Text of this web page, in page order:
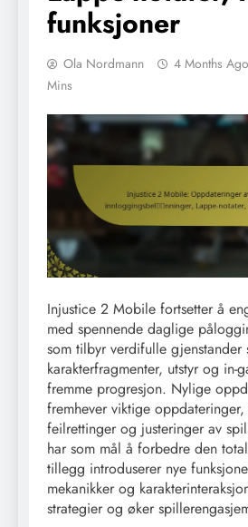
funksjoner
Ola Nordmann 4 Months Ago
Mins
Injustice 2 Mobile fortsetter å
med spennende daglige
som tilbyr verdifulle gjenstander
karakterfragmenter, utstyr og in-
fremme progresjon. Nylige
fremhever viktige
feilrettinger og justeringer av
har som mål å forbedre den
tillegg introduserer nye
mekanikker og
strategier og øker